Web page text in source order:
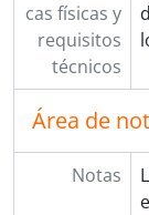
cas físicas y
requisitos
técnicos
Área de
Notas